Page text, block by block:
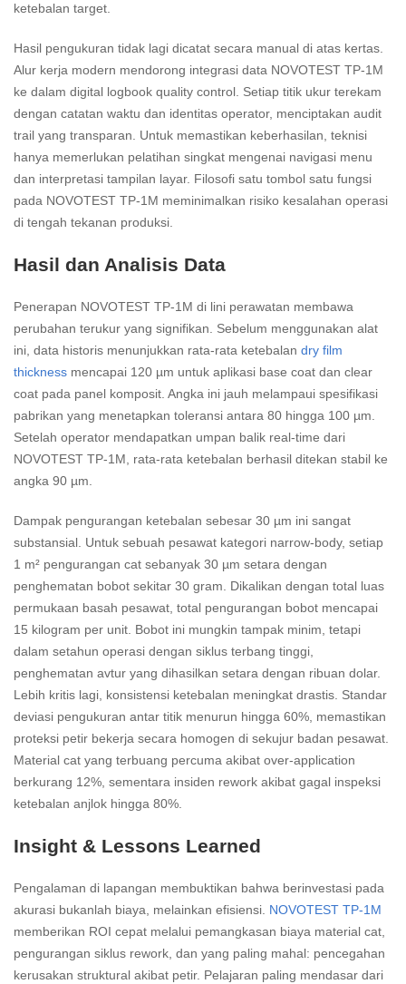
ketebalan target.
Hasil pengukuran tidak lagi dicatat secara manual di atas kertas.
Alur kerja modern mendorong integrasi data NOVOTEST TP-1M
ke dalam digital logbook quality control. Setiap titik ukur terekam
dengan catatan waktu dan identitas operator, menciptakan audit
trail yang transparan. Untuk memastikan keberhasilan, teknisi
hanya memerlukan pelatihan singkat mengenai navigasi menu
dan interpretasi tampilan layar. Filosofi satu tombol satu fungsi
pada NOVOTEST TP-1M meminimalkan risiko kesalahan operasi
di tengah tekanan produksi.
Hasil dan Analisis Data
Penerapan NOVOTEST TP-1M di lini perawatan membawa
perubahan terukur yang signifikan. Sebelum menggunakan alat
ini, data historis menunjukkan rata-rata ketebalan dry film
thickness mencapai 120 µm untuk aplikasi base coat dan clear
coat pada panel komposit. Angka ini jauh melampaui spesifikasi
pabrikan yang menetapkan toleransi antara 80 hingga 100 µm.
Setelah operator mendapatkan umpan balik real-time dari
NOVOTEST TP-1M, rata-rata ketebalan berhasil ditekan stabil ke
angka 90 µm.
Dampak pengurangan ketebalan sebesar 30 µm ini sangat
substansial. Untuk sebuah pesawat kategori narrow-body, setiap
1 m² pengurangan cat sebanyak 30 µm setara dengan
penghematan bobot sekitar 30 gram. Dikalikan dengan total luas
permukaan basah pesawat, total pengurangan bobot mencapai
15 kilogram per unit. Bobot ini mungkin tampak minim, tetapi
dalam setahun operasi dengan siklus terbang tinggi,
penghematan avtur yang dihasilkan setara dengan ribuan dolar.
Lebih kritis lagi, konsistensi ketebalan meningkat drastis. Standar
deviasi pengukuran antar titik menurun hingga 60%, memastikan
proteksi petir bekerja secara homogen di sekujur badan pesawat.
Material cat yang terbuang percuma akibat over-application
berkurang 12%, sementara insiden rework akibat gagal inspeksi
ketebalan anjlok hingga 80%.
Insight & Lessons Learned
Pengalaman di lapangan membuktikan bahwa berinvestasi pada
akurasi bukanlah biaya, melainkan efisiensi. NOVOTEST TP-1M
memberikan ROI cepat melalui pemangkasan biaya material cat,
pengurangan siklus rework, dan yang paling mahal: pencegahan
kerusakan struktural akibat petir. Pelajaran paling mendasar dari